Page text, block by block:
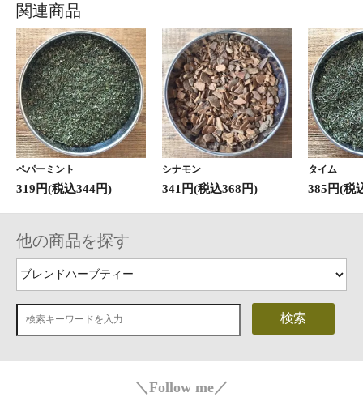
関連商品
ペパーミント
319円(税込344円)
シナモン
341円(税込368円)
タイム
385円(税
他の商品を探す
検索
＼Follow me／